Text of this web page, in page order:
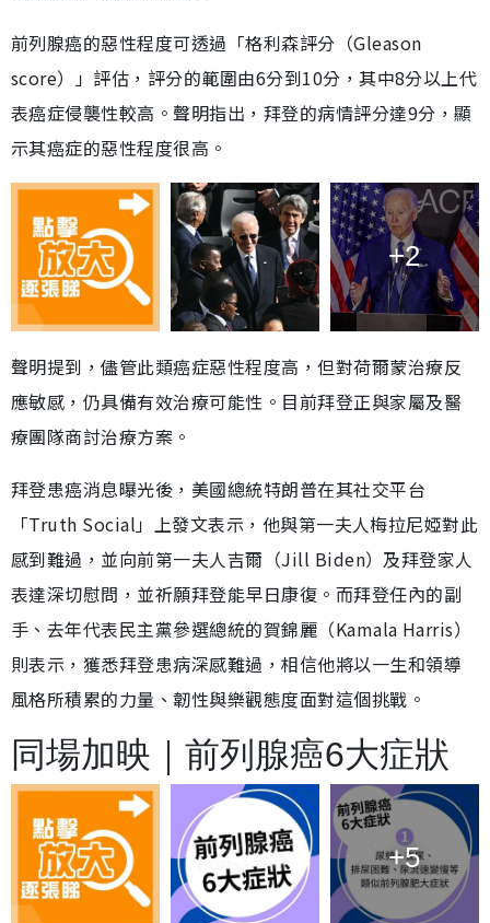
前列腺癌的惡性程度可透過「格利森評分（Gleason
score）」評估，評分的範圍由6分到10分，其中8分以上代
表癌症侵襲性較高。聲明指出，拜登的病情評分達9分，顯
示其癌症的惡性程度很高。
+2
聲明提到，儘管此類癌症惡性程度高，但對荷爾蒙治療反
應敏感，仍具備有效治療可能性。目前拜登正與家屬及醫
療團隊商討治療方案。
拜登患癌消息曝光後，美國總統特朗普在其社交平台
「Truth Social」上發文表示，他與第一夫人梅拉尼婭對此
感到難過，並向前第一夫人吉爾（Jill Biden）及拜登家人
表達深切慰問，並祈願拜登能早日康復。而拜登任內的副
手、去年代表民主黨參選總統的賀錦麗（Kamala Harris）
則表示，獲悉拜登患病深感難過，相信他將以一生和領導
風格所積累的力量、韌性與樂觀態度面對這個挑戰。
同場加映｜前列腺癌6大症狀
+5